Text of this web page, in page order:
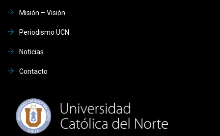
Misión – Visión
Periodismo UCN
Noticias
Contacto